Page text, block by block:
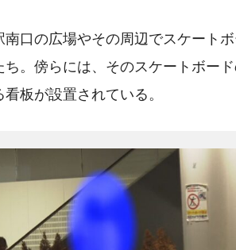
南口の広場やその周辺でスケート
ち。傍らには、そのスケートボー
板が設置されている。